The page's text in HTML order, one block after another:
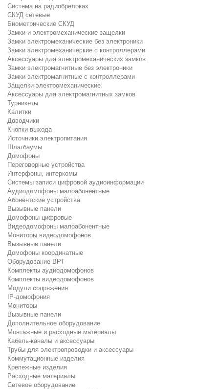
Система на радиобрелоках
СКУД сетевые
Биометрические СКУД
Замки и электромеханические защелки
Замки электромеханические без электроники
Замки электромеханические с контроллерами
Аксессуары для электромеханических замков
Замки электромагнитные без электроники
Замки электромагнитные с контроллерами
Защелки электромеханические
Аксессуары для электромагнитных замков
Турникеты
Калитки
Доводчики
Кнопки выхода
Источники электропитания
Шлагбаумы
Домофоны
Переговорные устройства
Интерфоны, интеркомы
Системы записи цифровой аудиоинформации
Аудиодомофоны малоабонентные
Абонентские устройства
Вызывные панели
Домофоны цифровые
Видеодомофоны малоабонентные
Мониторы видеодомофонов
Вызывные панели
Домофоны координатные
Оборудование ВРТ
Комплекты аудиодомофонов
Комплекты видеодомофонов
Модули сопряжения
IP-домофония
Мониторы
Вызывные панели
Дополнительное оборудование
Монтажные и расходные материалы
Кабель-каналы и аксессуары
Трубы для электропроводки и аксессуары
Коммутационные изделия
Крепежные изделия
Расходные материалы
Сетевое оборудование